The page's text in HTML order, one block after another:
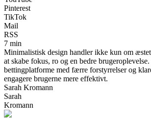
Pinterest
TikTok
Mail
RSS
7 min
Minimalistisk design handler ikke kun om
at skabe fokus, ro og en bedre
bettingplatforme med færre forstyrrelser og
engagere brugerne mere effektivt.
Sarah Kromann
Sarah
Kromann